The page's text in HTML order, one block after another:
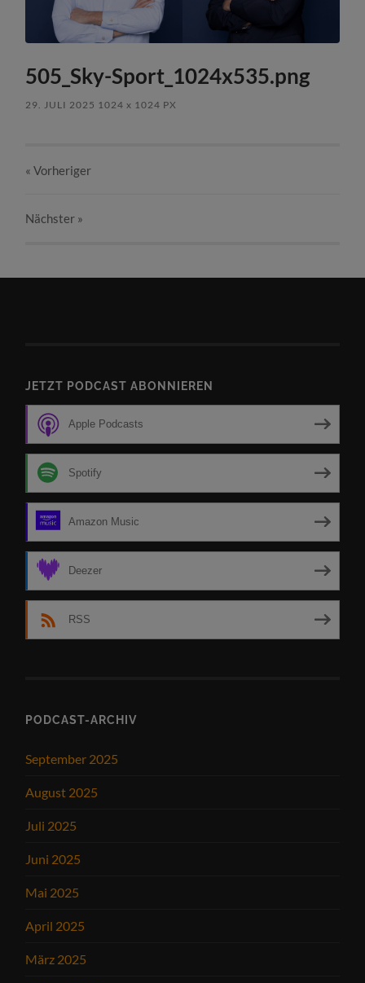
505_Sky-Sport_1024x535.png
29. JULI 2025 1024x 1024 PX
« Vorheriger
Nächster »
JETZT PODCAST ABONNIEREN
Apple Podcasts
Spotify
Amazon Music
Deezer
RSS
PODCAST-ARCHIV
September 2025
August 2025
Juli 2025
Juni 2025
Mai 2025
April 2025
März 2025